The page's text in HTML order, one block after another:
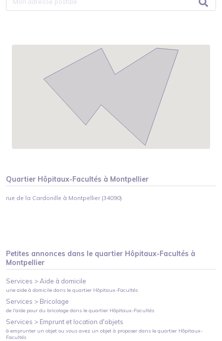
Quartier Hôpitaux-Facultés à Montpellier
rue de la Cardonille à Montpellier (34090)
Petites annonces dans le quartier Hôpitaux-Facultés à
Montpellier
Services > Aide à domicile
une aide à domicile dans le quartier Hôpitaux-Facultés
Services > Bricolage
de l'aide pour du bricolage dans le quartier Hôpitaux-Facultés
Services > Emprunt et location d'objets
à emprunter un objet ou vous avez un objet à proposer dans le quartier Hôpitaux-
Facultés